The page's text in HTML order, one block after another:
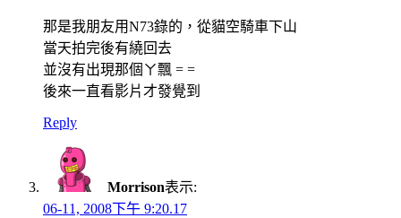
那是我朋友用N73錄的，從貓空騎車下山
當天拍完後有繞回去
並沒有出現那個ㄚ飄 = =
後來一直看影片才發覺到
Reply
Morrison表示:
06-11, 2008下午 9:20.17